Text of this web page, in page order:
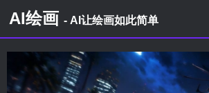
AI绘画 - AI让绘画如此简单